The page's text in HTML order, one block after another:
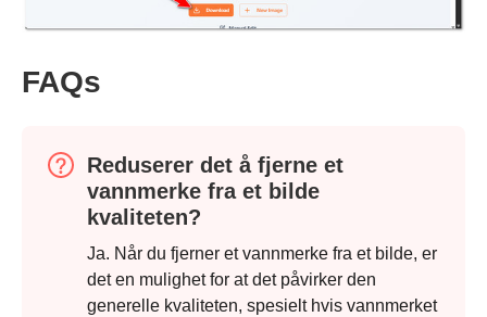
FAQs
Reduserer det å fjerne et
vannmerke fra et bilde
kvaliteten?
Ja. Når du fjerner et vannmerke fra et bilde, er
det en mulighet for at det påvirker den
generelle kvaliteten, spesielt hvis vannmerket